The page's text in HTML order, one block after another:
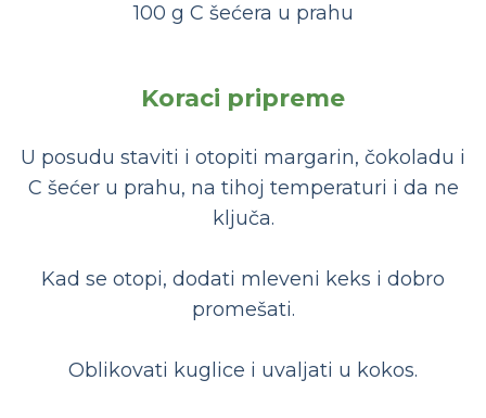
100 g C šećera u prahu
Koraci pripreme
U posudu staviti i otopiti margarin, čokoladu i
C šećer u prahu, na tihoj temperaturi i da ne
ključa.
Kad se otopi, dodati mleveni keks i dobro
promešati.
Oblikovati kuglice i uvaljati u kokos.